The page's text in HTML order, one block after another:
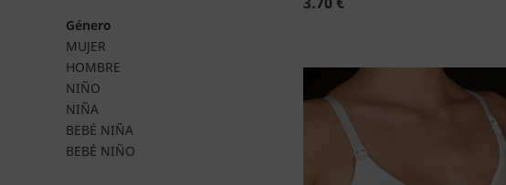
Género
MUJER
HOMBRE
NIÑO
NIÑA
BEBÉ NIÑA
BEBÉ NIÑO